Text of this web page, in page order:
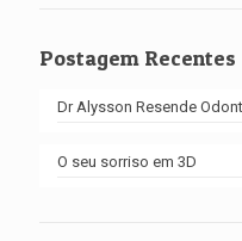
Postagem Recentes
Dr Alysson Resende
O seu sorriso em 3D